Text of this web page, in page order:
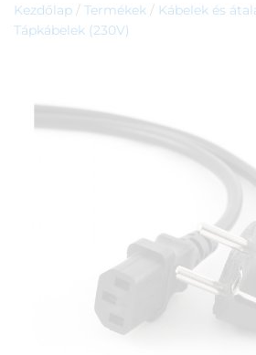
Kezdőlap / Termékek / Kábelek és
Tápkábelek (230V)